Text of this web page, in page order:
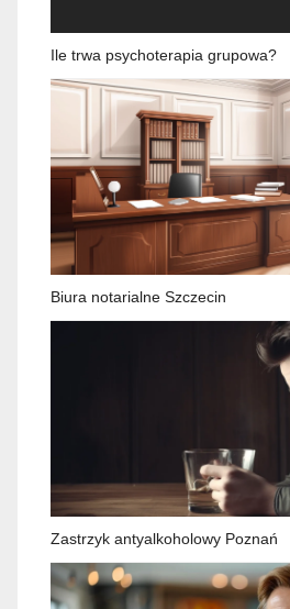
Ile trwa psychoterapia grupowa?
Biura notarialne Szczecin
Zastrzyk antyalkoholowy Poznań